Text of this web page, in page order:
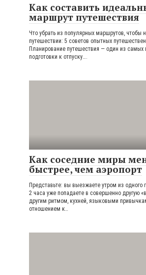
Как составить
маршрут путешествия
Что убрать из популярных маршрутов, чтобы
путешествии: 5 советов опытных
Планирование путешествия — один из самых
подготовки к отпуску….
Как соседние миры
быстрее, чем аэропорт
Представьте: вы выезжаете утром из одного
2 часа уже попадаете в совершенно другую
другим ритмом, кухней, языковыми
отношением к…